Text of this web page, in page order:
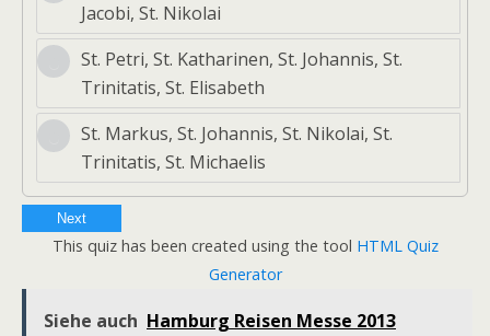
Jacobi, St. Nikolai
St. Petri, St. Katharinen, St. Johannis, St.
Trinitatis, St. Elisabeth
St. Markus, St. Johannis, St. Nikolai, St.
Trinitatis, St. Michaelis
Next
This quiz has been created using the tool HTML Quiz
Generator
Siehe auch Hamburg Reisen Messe 2013